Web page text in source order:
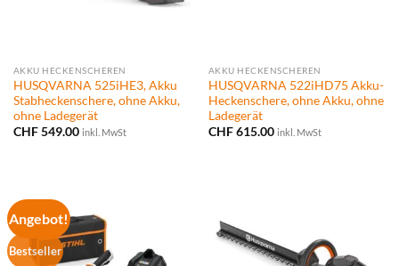
AKKU HECKENSCHEREN
HUSQVARNA 525iHE3, Akku
Stabheckenschere, ohne Akku,
ohne Ladegerät
CHF549.00 inkl. MwSt
AKKU HECKENSCHEREN
HUSQVARNA 522iHD75 Akku-
Heckenschere, ohne Akku, ohne
Ladegerät
CHF615.00 inkl. MwSt
Angebot!
Bestseller